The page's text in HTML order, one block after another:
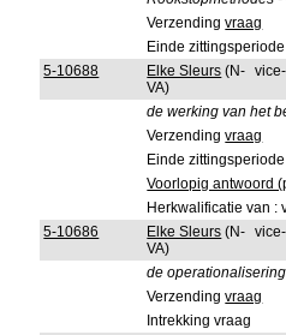
Verzendingvraag
Einde zittingsperiode
5-10688
Elke Sleurs (N-
VA)
de werking van het
Verzendingvraag
Einde zittingsperiode
Voorlopig antwoord
Herkwalificatie van :
5-10686
Elke Sleurs (N-
VA)
de
Verzendingvraag
Intrekking vraag